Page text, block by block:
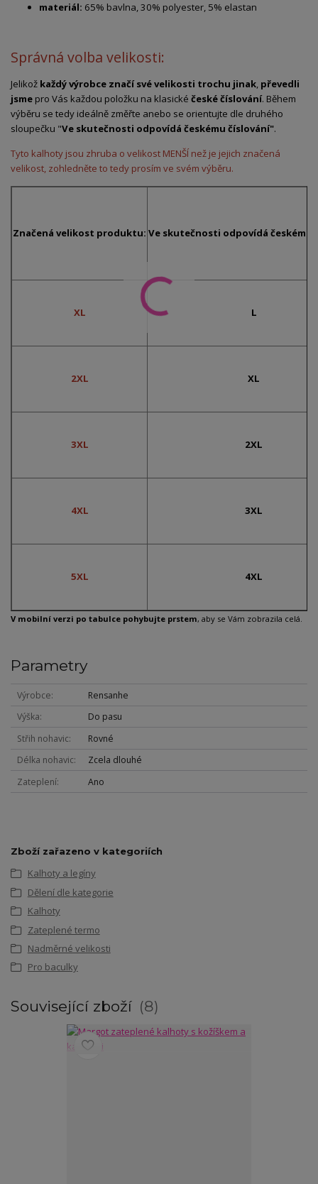
materiál: 65% bavlna, 30% polyester, 5% elastan
Správná volba velikosti:
Jelikož každý výrobce značí své velikosti trochu jinak převedli
jsme pro Vás každou položku na klasické české číslování. Během
výběru se tedy ideálně změřte anebo se orientujte dle druhého
sloupečku "Ve skutečnosti odpovídá českému číslování".
Tyto kalhoty jsou zhruba o velikost MENŠÍ než je jejich značená
velikost, zohledněte to tedy prosím ve svém výběru.
Značená velikost produktu: Ve skutečnosti odpovídá českému
XL L
2XL XL
3XL 2XL
4XL 3XL
5XL 4XL
V mobilní verzi po tabulce pohybujte prstem, aby se Vám zobrazila celá.
Parametry
Výrobce
Rensanhe
Výška
Do pasu
Střih nohavic
Rovné
Délka nohavic
Zcela dlouhé
Zateplení
Ano
Zboží zařazeno v kategoriích
Kalhoty a legíny
Dělení dle kategorie
Kalhoty
Zateplené termo
Nadměrné velikosti
Pro baculky
Související zboží 8